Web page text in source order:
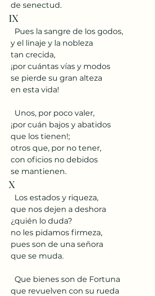
de senectud.
IX
Pues la sangre de los godos,
y el linaje y la nobleza
tan crecida,
¡por cuántas vías y modos
se pierde su gran alteza
en esta vida!
Unos, por poco valer,
¡por cuán bajos y abatidos
que los tienen!;
otros que, por no tener,
con oficios no debidos
se mantienen.
X
Los estados y riqueza,
que nos dejen a deshora
¿quién lo duda?
no les pidamos firmeza,
pues son de una señora
que se muda.
Que bienes son de Fortuna
que revuelven con su rueda